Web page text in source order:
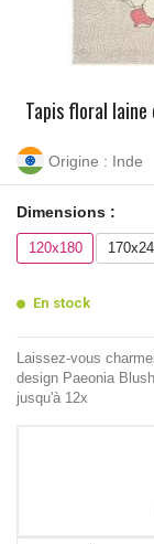
Tapis floral
Origine : Inde
Dimensions :
120x180
En stock
Laissez-vous
design Paeonia
jusqu'à 12x